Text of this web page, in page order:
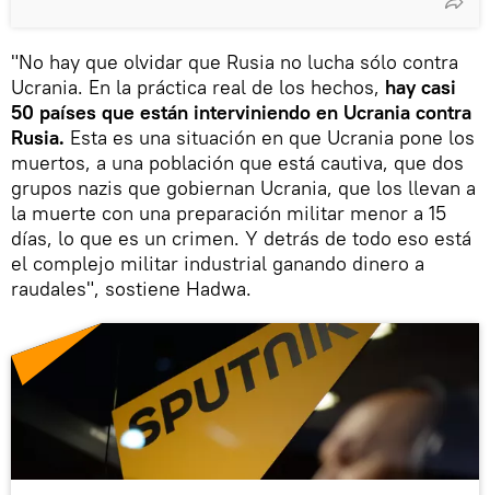
"No hay que olvidar que Rusia no lucha sólo contra
Ucrania. En la práctica real de los hechos, hay casi
50 países que están interviniendo en Ucrania contra
Rusia. Esta es una situación en que Ucrania pone los
muertos, a una población que está cautiva, que dos
grupos nazis que gobiernan Ucrania, que los llevan a
la muerte con una preparación militar menor a 15
días, lo que es un crimen. Y detrás de todo eso está
el complejo militar industrial ganando dinero a
raudales", sostiene Hadwa.